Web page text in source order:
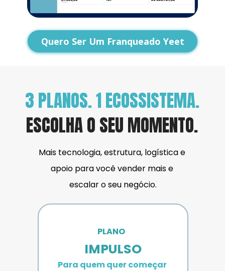
Quero Ser Um Franqueado Yeet
3 PLANOS. 1 ECOSSISTEMA.
ESCOLHA O SEU MOMENTO.
Mais tecnologia, estrutura, logística e
apoio para você vender mais e
escalar o seu negócio.
PLANO
IMPULSO
Para quem quer começar